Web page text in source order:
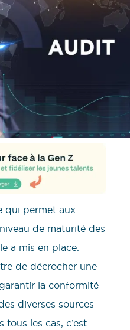
qui permet aux
de maturité des
a mis en place.
de décrocher une
la conformité
diverses sources
les cas, c’est